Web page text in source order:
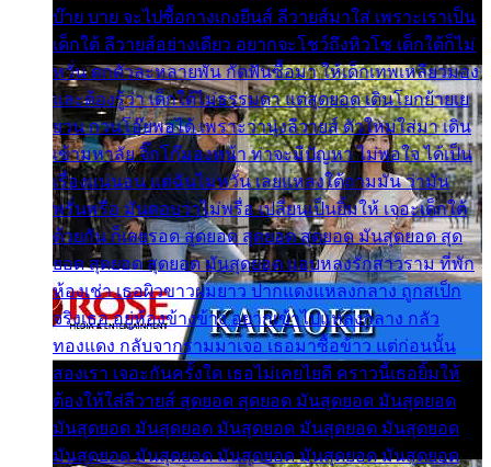
บ๊าย บาย จะไปซื้อกางเกงยีนส์ ลีวายส์มาใส่ เพราะเราเป็น
เด็กใต้ ลีวายส์อย่างเดียว อยากจะโชว์ถึงหิวโซ เด็กใต้ก็ไม่
หวั่น ตกตัวละหลายพัน กัดฟันซื้อมา ให้เด็กเทพเหลียวมอง
และต้องรู้ว่า เด็กใต้ไม่ธรรมดา แต่สุดยอด เดินโยกย้ายเย
ยวน กวนโอ๊ยพอได้ เพราะว่านุ่งลีวายส์ ตัวใหม่ใส่มา เดิน
เข้ามหาลัย จิ๊กโก๊มองหน้า ท่าจะมีปัญหา ไม่พอใจ ได้เป็น
เรื่องแน่นอน แต่ฉันไม่หวั่น เลยแหลงใต้ถามมัน ว่ามัน
พรั่นพรือ มันตอบว่าไม่พรื่อ เปลี่ยนเป็นยิ้มให้ เจอะเด็กใต้
ด้วยกัน ก็เลยรอด สุดยอด สุดยอด สุดยอด มันสุดยอด สุด
ยอด สุดยอด สุดยอด มันสุดยอด แอบหลงรักสาวราม ที่พัก
ห้องเช่า เธอผิวขาวผมยาว ปากแดงแหลงกลาง ถูกสเป็ก
จริงเธอ อยู่ห้องข้างข้าง อยากเข้าไปแหลงกลาง กลัว
ทองแดง กลับจากรามมาเจอ เธอมาซื้อข้าว แต่ก่อนนั้น
สองเรา เจอะกันครั้งใด เธอไม่เคยไยดี คราวนี้เธอยิ้มให้
ต้องให้ใส่ลีวายส์ สุดยอด สุดยอด มันสุดยอด มันสุดยอด
มันสุดยอด มันสุดยอด มันสุดยอด มันสุดยอด มันสุดยอด
มันสุดยอด มันสุดยอด มันสุดยอด มันสุดยอด มันสุดยอด